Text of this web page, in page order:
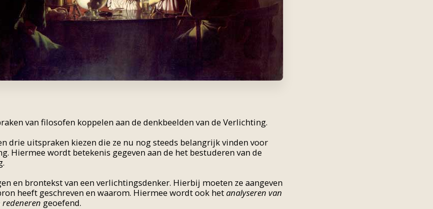
van filosofen koppelen aan de denkbeelden van de Verlichting.
drie uitspraken kiezen die ze nu nog steeds belangrijk vinden voor
Hiermee wordt betekenis gegeven aan de het bestuderen van de
en brontekst van een verlichtingsdenker. Hierbij moeten ze aangeven
heeft geschreven en waarom. Hiermee wordt ook hetanalyseren van
geoefend.